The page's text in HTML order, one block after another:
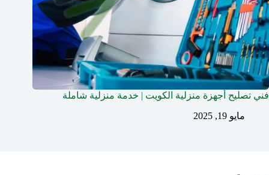
فني تصليح أجهزة منزلية الكويت | خدمة منزلية شاملة
مايو 19, 2025